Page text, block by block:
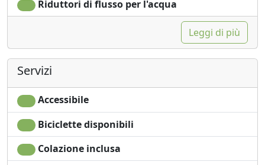
Riduttori di flusso per l'acqua
Leggi di più
Servizi
Accessibile
Biciclette disponibili
Colazione inclusa